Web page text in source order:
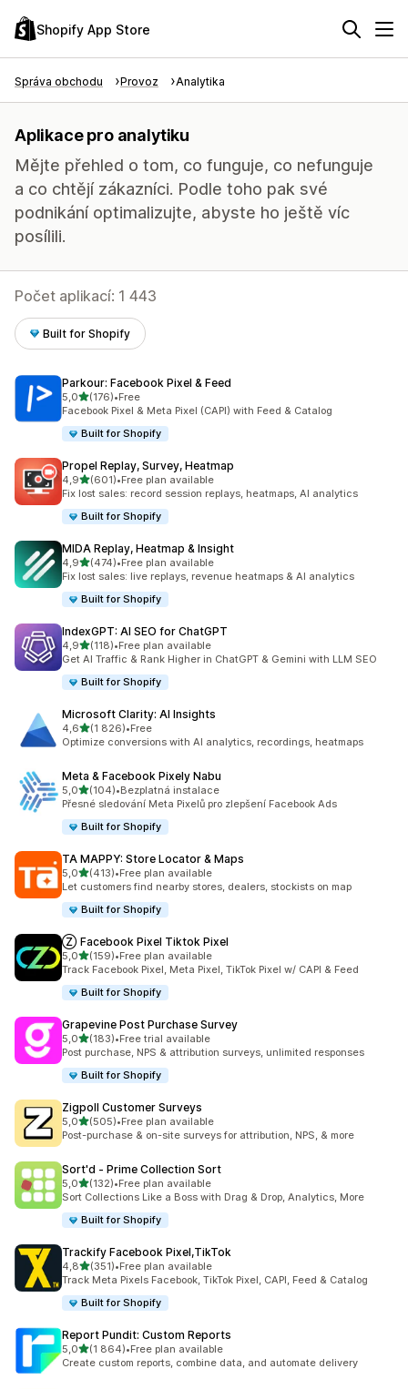
Shopify App Store
Správa obchodu Provoz Analytika
Aplikace pro analytiku
Mějte přehled o tom, co funguje, co nefunguje
a co chtějí zákazníci. Podle toho pak své
podnikání optimalizujte, abyste ho ještě víc
posílili.
Počet aplikací: 1 443
Built for Shopify
Parkour: Facebook Pixel & Feed
5,0z 5 hvězd
(176)
Celkový počet recenzí: 176
•Free
Facebook Pixel & Meta Pixel (CAPI) with Feed & Catalog
Built for Shopify
Propel Replay, Survey, Heatmap
4,9z 5 hvězd
(601)
Celkový počet recenzí: 601
•Free plan available
Fix lost sales: record session replays, heatmaps, AI analytics
Built for Shopify
MIDA Replay, Heatmap & Insight
4,9z 5 hvězd
(474)
Celkový počet recenzí: 474
•Free plan available
Fix lost sales: live replays, revenue heatmaps & AI analytics
Built for Shopify
IndexGPT: AI SEO for ChatGPT
4,9z 5 hvězd
(118)
Celkový počet recenzí: 118
•Free plan available
Get AI Traffic & Rank Higher in ChatGPT & Gemini with LLM SEO
Built for Shopify
Microsoft Clarity: AI Insights
4,6z 5 hvězd
(1 826)
Celkový počet recenzí: 1826
•Free
Optimize conversions with AI analytics, recordings, heatmaps
Meta & Facebook Pixely Nabu
5,0z 5 hvězd
(104)
Celkový počet recenzí: 104
•Bezplatná instalace
Přesné sledování Meta Pixelů pro zlepšení Facebook Ads
Built for Shopify
TA MAPPY: Store Locator & Maps
5,0z 5 hvězd
(413)
Celkový počet recenzí: 413
•Free plan available
Let customers find nearby stores, dealers, stockists on map
Built for Shopify
Ⓩ Facebook Pixel Tiktok Pixel
5,0z 5 hvězd
(159)
Celkový počet recenzí: 159
•Free plan available
Track Facebook Pixel, Meta Pixel, TikTok Pixel w/ CAPI & Feed
Built for Shopify
Grapevine Post Purchase Survey
5,0z 5 hvězd
(183)
Celkový počet recenzí: 183
•Free trial available
Post purchase, NPS & attribution surveys, unlimited responses
Built for Shopify
Zigpoll Customer Surveys
5,0z 5 hvězd
(505)
Celkový počet recenzí: 505
•Free plan available
Post-purchase & on-site surveys for attribution, NPS, & more
Sort'd ‑ Prime Collection Sort
5,0z 5 hvězd
(132)
Celkový počet recenzí: 132
•Free plan available
Sort Collections Like a Boss with Drag & Drop, Analytics, More
Built for Shopify
Trackify Facebook Pixel,TikTok
4,8z 5 hvězd
(351)
Celkový počet recenzí: 351
•Free plan available
Track Meta Pixels Facebook, TikTok Pixel, CAPI, Feed & Catalog
Built for Shopify
Report Pundit: Custom Reports
5,0z 5 hvězd
(1 864)
Celkový počet recenzí: 1864
•Free plan available
Create custom reports, combine data, and automate delivery